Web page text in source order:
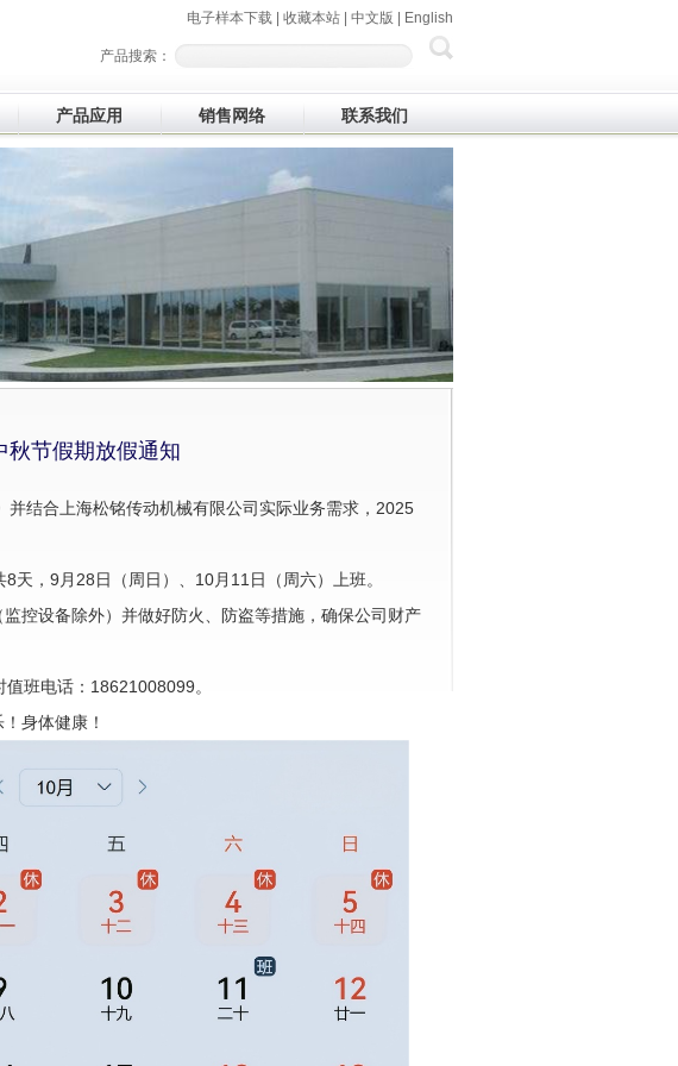
电子样本下载| 收藏本站| 中文版 English
产品搜索：
产品应用 销售网络 联系我们
秋节假期放假通知
结合上海松铭传动机械有限公司实际业务需求，2025
，9月28日（周日）、10月11日（周六）上班。
控设备除外）并做好防火、防盗等措施，确保公司财产
班电话：18621008099。
身体健康！